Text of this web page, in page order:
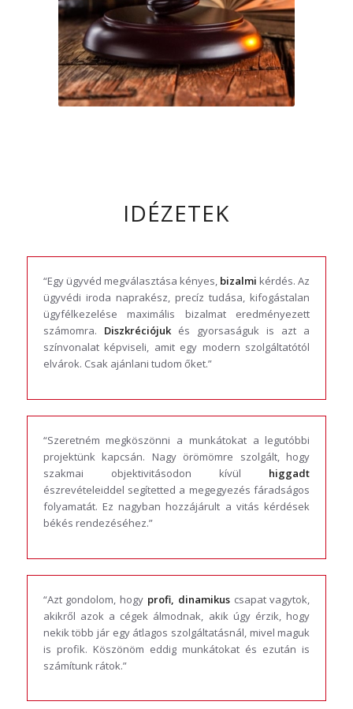
IDÉZETEK
“Egy ügyvéd megválasztása kényes, bizalmi kérdés. Az
ügyvédi iroda naprakész, precíz tudása, kifogástalan
ügyfélkezelése maximális bizalmat eredményezett
számomra. Diszkréciójukés gyorsaságuk is azt a
színvonalat képviseli, amit egy modern szolgáltatótól
elvárok. Csak ajánlani tudom őket.”
“Szeretném megköszönni a munkátokat a legutóbbi
projektünk kapcsán. Nagy örömömre szolgált, hogy
szakmai objektivitásodon kívül higgadt
észrevételeiddel segítetted a megegyezés fáradságos
folyamatát. Ez nagyban hozzájárult a vitás kérdések
békés rendezéséhez.”
“Azt gondolom, hogy profi, dinamikuscsapat vagytok,
akikről azok a cégek álmodnak, akik úgy érzik, hogy
nekik több jár egy átlagos szolgáltatásnál, mivel maguk
is profik. Köszönöm eddig munkátokat és ezután is
számítunk rátok.”